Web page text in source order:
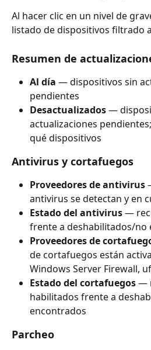
Al hacer clic en un nivel de
listado de dispositivos filtrado
Resumen de
Al día — dispositivos sin
pendientes
Desactualizados —
actualizaciones
qué dispositivos
Antivirus y cortafuegos
Proveedores de antivirus
antivirus se detectan y en
Estado del antivirus —
frente a deshabilitados/no
Proveedores de
de cortafuegos están
Windows Server Firewall,
Estado del cortafuegos —
habilitados frente a
encontrados
Parcheo